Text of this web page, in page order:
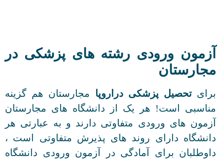
آزمون ورودی رشته های پزشکی در
مجارستان
برایتحصیل پزشکی دراروپا مجارستان هم گزینه
مناسبی است! هر یک از دانشگاه های مجارستان
آزمون های ورودی متفاوتی دارند و به عبارتی هر
دانشگاه دارای روند های پذیرش متفاوتی است ،
داوطلبان برای آمادگی در آزمون ورودی دانشگاه